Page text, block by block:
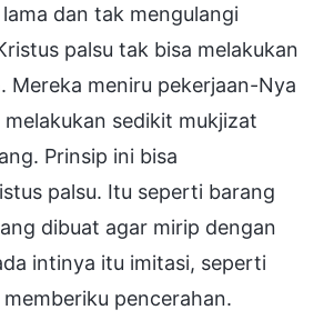
dan tak mengulangi
palsu tak bisa melakukan
Mereka meniru pekerjaan-Nya
sedikit mukjizat
Prinsip ini bisa
palsu. Itu seperti barang
dibuat agar mirip dengan
intinya itu imitasi, seperti
pencerahan.